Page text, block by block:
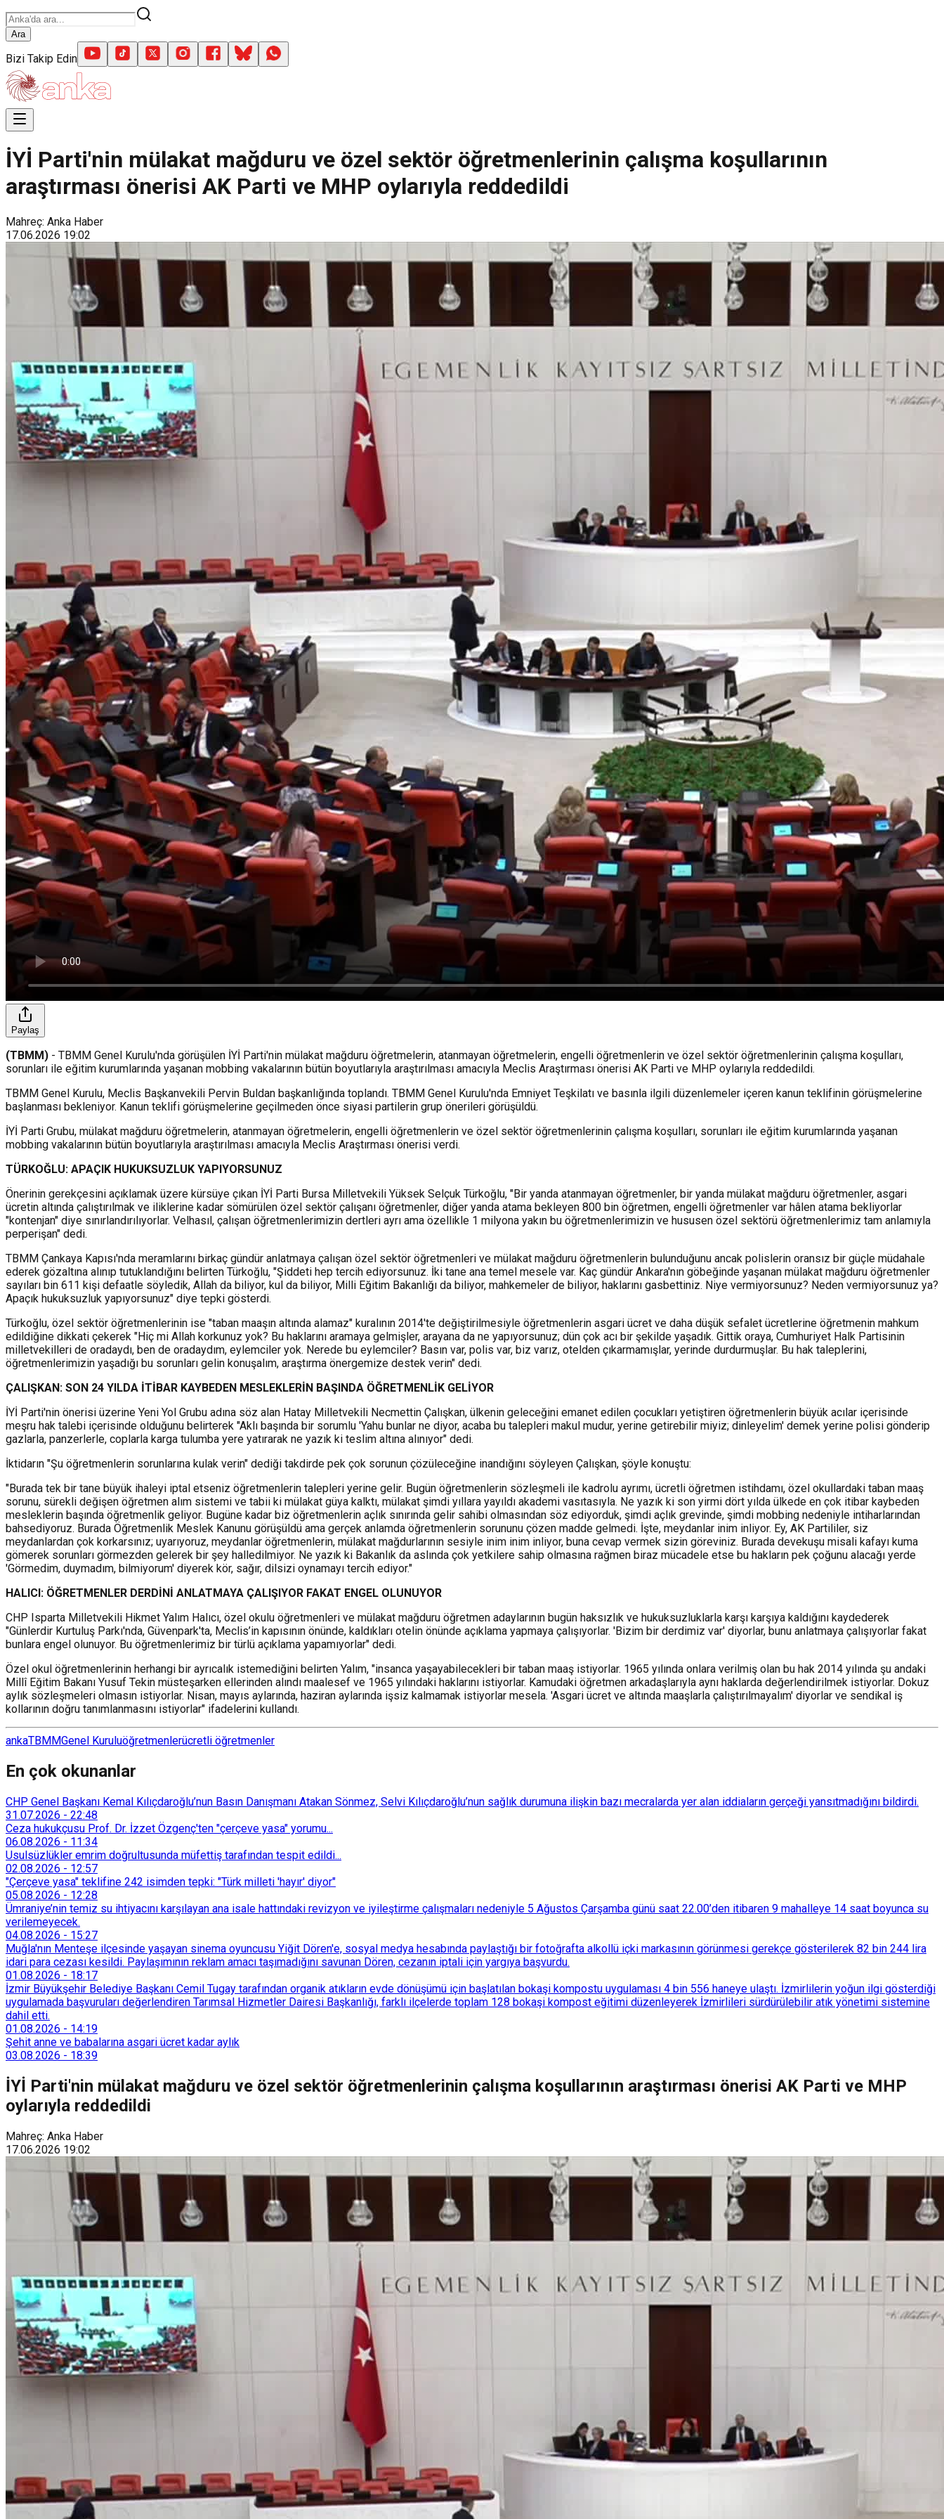
Ara
Bizi Takip Edin
İYİ Parti'nin mülakat mağduru ve özel sektör öğretmenlerinin çalışma koşullarının
araştırması önerisi AK Parti ve MHP oylarıyla reddedildi
Mahreç: Anka Haber
17.06.2026 19:02
Paylaş
(TBMM) - TBMM Genel Kurulu'nda görüşülen İYİ Parti'nin mülakat mağduru öğretmelerin, atanmayan öğretmelerin, engelli öğretmenlerin ve özel sektör öğretmenlerinin çalışma koşulları,
sorunları ile eğitim kurumlarında yaşanan mobbing vakalarının bütün boyutlarıyla araştırılması amacıyla Meclis Araştırması önerisi AK Parti ve MHP oylarıyla reddedildi.
TBMM Genel Kurulu, Meclis Başkanvekili Pervin Buldan başkanlığında toplandı. TBMM Genel Kurulu'nda Emniyet Teşkilatı ve basınla ilgili düzenlemeler içeren kanun teklifinin görüşmelerine
başlanması bekleniyor. Kanun teklifi görüşmelerine geçilmeden önce siyasi partilerin grup önerileri görüşüldü.
İYİ Parti Grubu, mülakat mağduru öğretmelerin, atanmayan öğretmelerin, engelli öğretmenlerin ve özel sektör öğretmenlerinin çalışma koşulları, sorunları ile eğitim kurumlarında yaşanan
mobbing vakalarının bütün boyutlarıyla araştırılması amacıyla Meclis Araştırması önerisi verdi.
TÜRKOĞLU: APAÇIK HUKUKSUZLUK YAPIYORSUNUZ
Önerinin gerekçesini açıklamak üzere kürsüye çıkan İYİ Parti Bursa Milletvekili Yüksek Selçuk Türkoğlu, "Bir yanda atanmayan öğretmenler, bir yanda mülakat mağduru öğretmenler, asgari
ücretin altında çalıştırılmak ve iliklerine kadar sömürülen özel sektör çalışanı öğretmenler, diğer yanda atama bekleyen 800 bin öğretmen, engelli öğretmenler var hâlen atama bekliyorlar
"kontenjan" diye sınırlandırılıyorlar. Velhasıl, çalışan öğretmenlerimizin dertleri ayrı ama özellikle 1 milyona yakın bu öğretmenlerimizin ve hususen özel sektörü öğretmenlerimiz tam anlamıyla
perperişan" dedi.
TBMM Çankaya Kapısı'nda meramlarını birkaç gündür anlatmaya çalışan özel sektör öğretmenleri ve mülakat mağduru öğretmenlerin bulunduğunu ancak polislerin oransız bir güçle müdahale
ederek gözaltına alınıp tutuklandığını belirten Türkoğlu, "Şiddeti hep tercih ediyorsunuz. İki tane ana temel mesele var. Kaç gündür Ankara'nın göbeğinde yaşanan mülakat mağduru öğretmenler
sayıları bin 611 kişi defaatle söyledik, Allah da biliyor, kul da biliyor, Milli Eğitim Bakanlığı da biliyor, mahkemeler de biliyor, haklarını gasbettiniz. Niye vermiyorsunuz? Neden vermiyorsunuz ya?
Apaçık hukuksuzluk yapıyorsunuz" diye tepki gösterdi.
Türkoğlu, özel sektör öğretmenlerinin ise "taban maaşın altında alamaz" kuralının 2014'te değiştirilmesiyle öğretmenlerin asgari ücret ve daha düşük sefalet ücretlerine öğretmenin mahkum
edildiğine dikkati çekerek "Hiç mi Allah korkunuz yok? Bu haklarını aramaya gelmişler, arayana da ne yapıyorsunuz; dün çok acı bir şekilde yaşadık. Gittik oraya, Cumhuriyet Halk Partisinin
milletvekilleri de oradaydı, ben de oradaydım, eylemciler yok. Nerede bu eylemciler? Basın var, polis var, biz varız, otelden çıkarmamışlar, yerinde durdurmuşlar. Bu hak taleplerini,
öğretmenlerimizin yaşadığı bu sorunları gelin konuşalım, araştırma önergemize destek verin" dedi.
ÇALIŞKAN: SON 24 YILDA İTİBAR KAYBEDEN MESLEKLERİN BAŞINDA ÖĞRETMENLİK GELİYOR
İYİ Parti'nin önerisi üzerine Yeni Yol Grubu adına söz alan Hatay Milletvekili Necmettin Çalışkan, ülkenin geleceğini emanet edilen çocukları yetiştiren öğretmenlerin büyük acılar içerisinde
meşru hak talebi içerisinde olduğunu belirterek "Aklı başında bir sorumlu 'Yahu bunlar ne diyor, acaba bu talepleri makul mudur, yerine getirebilir miyiz; dinleyelim' demek yerine polisi gönderip
gazlarla, panzerlerle, coplarla karga tulumba yere yatırarak ne yazık ki teslim altına alınıyor" dedi.
İktidarın "Şu öğretmenlerin sorunlarına kulak verin" dediği takdirde pek çok sorunun çözüleceğine inandığını söyleyen Çalışkan, şöyle konuştu:
"Burada tek bir tane büyük ihaleyi iptal etseniz öğretmenlerin talepleri yerine gelir. Bugün öğretmenlerin sözleşmeli ile kadrolu ayrımı, ücretli öğretmen istihdamı, özel okullardaki taban maaş
sorunu, sürekli değişen öğretmen alım sistemi ve tabii ki mülakat güya kalktı, mülakat şimdi yıllara yayıldı akademi vasıtasıyla. Ne yazık ki son yirmi dört yılda ülkede en çok itibar kaybeden
mesleklerin başında öğretmenlik geliyor. Bugüne kadar biz öğretmenlerin açlık sınırında gelir sahibi olmasından söz ediyorduk, şimdi açlık grevinde, şimdi mobbing nedeniyle intiharlarından
bahsediyoruz. Burada Öğretmenlik Meslek Kanunu görüşüldü ama gerçek anlamda öğretmenlerin sorununu çözen madde gelmedi. İşte, meydanlar inim inliyor. Ey, AK Partililer, siz
meydanlardan çok korkarsınız; uyarıyoruz, meydanlar öğretmenlerin, mülakat mağdurlarının sesiyle inim inim inliyor, buna cevap vermek sizin göreviniz. Burada devekuşu misali kafayı kuma
gömerek sorunları görmezden gelerek bir şey halledilmiyor. Ne yazık ki Bakanlık da aslında çok yetkilere sahip olmasına rağmen biraz mücadele etse bu hakların pek çoğunu alacağı yerde
'Görmedim, duymadım, bilmiyorum' diyerek kör, sağır, dilsizi oynamayı tercih ediyor."
HALICI: ÖĞRETMENLER DERDİNİ ANLATMAYA ÇALIŞIYOR FAKAT ENGEL OLUNUYOR
CHP Isparta Milletvekili Hikmet Yalım Halıcı, özel okulu öğretmenleri ve mülakat mağduru öğretmen adaylarının bugün haksızlık ve hukuksuzluklarla karşı karşıya kaldığını kaydederek
"Günlerdir Kurtuluş Parkı'nda, Güvenpark'ta, Meclis’in kapısının önünde, kaldıkları otelin önünde açıklama yapmaya çalışıyorlar. 'Bizim bir derdimiz var' diyorlar, bunu anlatmaya çalışıyorlar fakat
bunlara engel olunuyor. Bu öğretmenlerimiz bir türlü açıklama yapamıyorlar" dedi.
Özel okul öğretmenlerinin herhangi bir ayrıcalık istemediğini belirten Yalım, "insanca yaşayabilecekleri bir taban maaş istiyorlar. 1965 yılında onlara verilmiş olan bu hak 2014 yılında şu andaki
Millî Eğitim Bakanı Yusuf Tekin müsteşarken ellerinden alındı maalesef ve 1965 yılındaki haklarını istiyorlar. Kamudaki öğretmen arkadaşlarıyla aynı haklarda değerlendirilmek istiyorlar. Dokuz
aylık sözleşmeleri olmasın istiyorlar. Nisan, mayıs aylarında, haziran aylarında işsiz kalmamak istiyorlar mesela. 'Asgari ücret ve altında maaşlarla çalıştırılmayalım' diyorlar ve sendikal iş
kollarının doğru tanımlanmasını istiyorlar" ifadelerini kullandı.
ankaTBMMGenel Kuruluöğretmenlerücretli öğretmenler
En çok okunanlar
CHP Genel Başkanı Kemal Kılıçdaroğlu’nun Basın Danışmanı Atakan Sönmez, Selvi Kılıçdaroğlu’nun sağlık durumuna ilişkin bazı mecralarda yer alan iddiaların gerçeği yansıtmadığını bildirdi.
31.07.2026 - 22:48
Ceza hukukçusu Prof. Dr. İzzet Özgenç'ten "çerçeve yasa" yorumu...
06.08.2026 - 11:34
Usulsüzlükler emrim doğrultusunda müfettiş tarafından tespit edildi...
02.08.2026 - 12:57
"Çerçeve yasa" teklifine 242 isimden tepki: "Türk milleti 'hayır' diyor"
05.08.2026 - 12:28
Ümraniye’nin temiz su ihtiyacını karşılayan ana isale hattındaki revizyon ve iyileştirme çalışmaları nedeniyle 5 Ağustos Çarşamba günü saat 22.00’den itibaren 9 mahalleye 14 saat boyunca su
verilemeyecek.
04.08.2026 - 15:27
Muğla'nın Menteşe ilçesinde yaşayan sinema oyuncusu Yiğit Dören'e, sosyal medya hesabında paylaştığı bir fotoğrafta alkollü içki markasının görünmesi gerekçe gösterilerek 82 bin 244 lira
idari para cezası kesildi. Paylaşımının reklam amacı taşımadığını savunan Dören, cezanın iptali için yargıya başvurdu.
01.08.2026 - 18:17
İzmir Büyükşehir Belediye Başkanı Cemil Tugay tarafından organik atıkların evde dönüşümü için başlatılan bokaşi kompostu uygulaması 4 bin 556 haneye ulaştı. İzmirlilerin yoğun ilgi gösterdiği
uygulamada başvuruları değerlendiren Tarımsal Hizmetler Dairesi Başkanlığı, farklı ilçelerde toplam 128 bokaşi kompost eğitimi düzenleyerek İzmirlileri sürdürülebilir atık yönetimi sistemine
dahil etti.
01.08.2026 - 14:19
Şehit anne ve babalarına asgari ücret kadar aylık
03.08.2026 - 18:39
İYİ Parti'nin mülakat mağduru ve özel sektör öğretmenlerinin çalışma koşullarının araştırması önerisi AK Parti ve MHP
oylarıyla reddedildi
Mahreç: Anka Haber
17.06.2026 19:02